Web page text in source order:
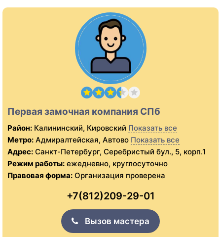
Первая замочная компания СПб
Район: Калининский, Кировский Показать все
Метро: Адмиралтейская, Автово Показать все
Адрес: Санкт-Петербург, Серебристый бул., 5, корп.1
Режим работы: ежедневно, круглосуточно
Правовая форма: Организация проверена
+7(812)209-29-01
Вызов мастера